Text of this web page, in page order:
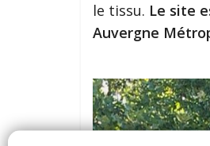
le tissu. Le site
Auvergne